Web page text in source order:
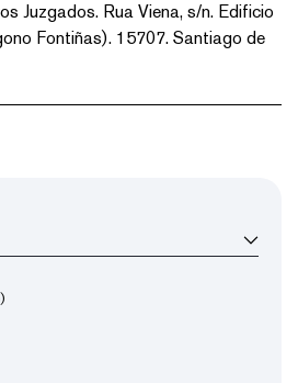
Juzgados. Rua Viena, s/n. Edificio
Fontiñas). 15707. Santiago de